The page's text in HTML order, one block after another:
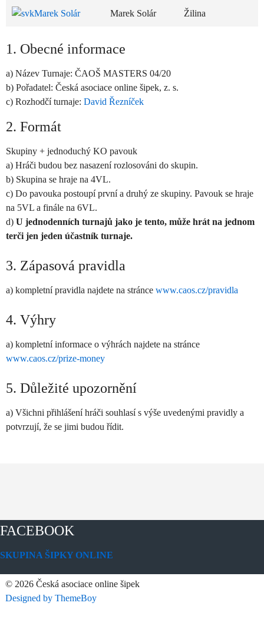
Marek Solár Marek Solár Žilina
1. Obecné informace
a) Název Turnaje: ČAOŠ MASTERS 04/20
b) Pořadatel: Česká asociace online šipek, z. s.
c) Rozhodčí turnaje: David Řezníček
2. Formát
Skupiny + jednoduchý KO pavouk
a) Hráči budou bez nasazení rozlosováni do skupin.
b) Skupina se hraje na 4VL.
c) Do pavouka postoupí první a druhý ze skupiny. Pavouk se hraje
na 5VL a finále na 6VL.
d) U jednodenních turnajů jako je tento, může hrát na jednom
terči jen jeden účastník turnaje.
3. Zápasová pravidla
a) kompletní pravidla najdete na stránce www.caos.cz/pravidla
4. Výhry
a) kompletní informace o výhrách najdete na stránce
www.caos.cz/prize-money
5. Důležité upozornění
a) Všichni přihlášení hráči souhlasí s výše uvedenými pravidly a
potvrzují, že se jimi budou řídit.
FACEBOOK
SKUPINA ŠIPKY ONLINE
© 2026 Česká asociace online šipek
Designed by ThemeBoy